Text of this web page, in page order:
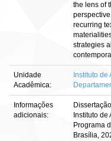
the lens of
recurring
strategies
Unidade
Acadêmica:
Instituto de
Informações
adicionais:
Instituto
Programa
Brasília,